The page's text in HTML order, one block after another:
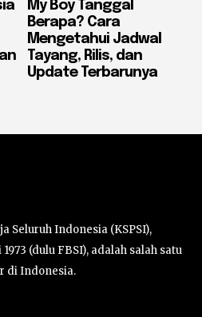
My Boy Tanggal
Berapa? Cara
Mengetahui Jadwal
Tayang, Rilis, dan
Update Terbarunya
Seluruh Indonesia (KSPSI),
(dulu FBSI), adalah salah satu
di Indonesia.